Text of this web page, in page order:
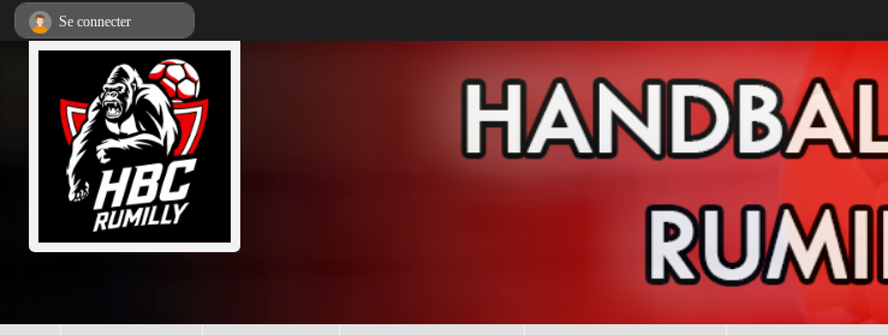
Se connecter
Panneau de gestion des cookies